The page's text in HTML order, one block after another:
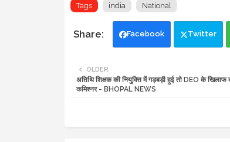
Tags india National
Facebook Twitter
OLDER
अतिथि शिक्षक की नियुक्ति में गड़बड़ी हुई तो DEO के खिलाफ
कमिश्नर - BHOPAL NEWS